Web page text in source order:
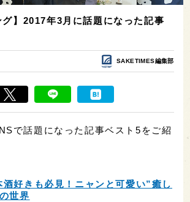
グ】2017年3月に話題になった記事
SAKETIMES編集部
で話題になった記事ベスト5をご紹
酒好きも必見！ニャンと可愛い”癒し
世界